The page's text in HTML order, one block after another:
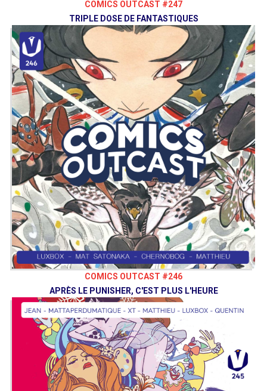
COMICS OUTCAST #247
TRIPLE DOSE DE FANTASTIQUES
COMICS OUTCAST #246
APRÈS LE PUNISHER, C'EST PLUS L'HEURE